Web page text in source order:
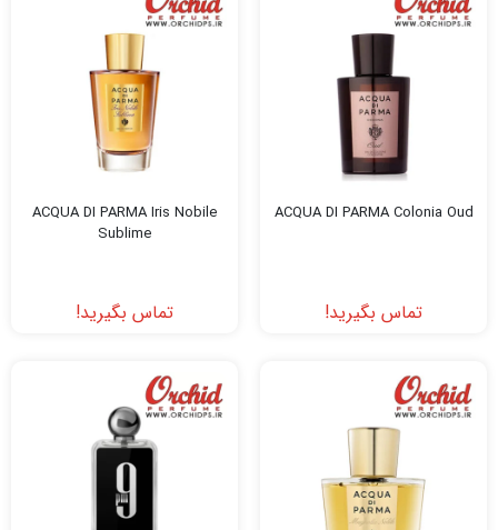
ACQUA DI PARMA Colonia Oud
تماس بگیرید!
ACQUA DI PARMA Iris Nobile
Sublime
تماس بگیرید!